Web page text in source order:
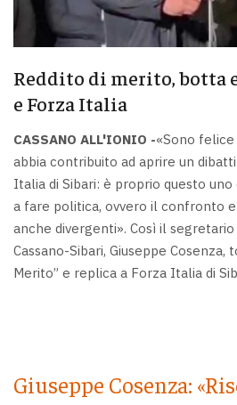
Reddito di merito, botta
e Forza Italia
CASSANO ALL'IONIO -«Sono
abbia contribuito ad aprire un
Italia di Sibari: è proprio questo
a fare politica, ovvero il confronto
anche divergenti». Così il
Cassano-Sibari, Giuseppe Cosenza,
Merito” e replica a Forza Italia di
Giuseppe Cosenza: